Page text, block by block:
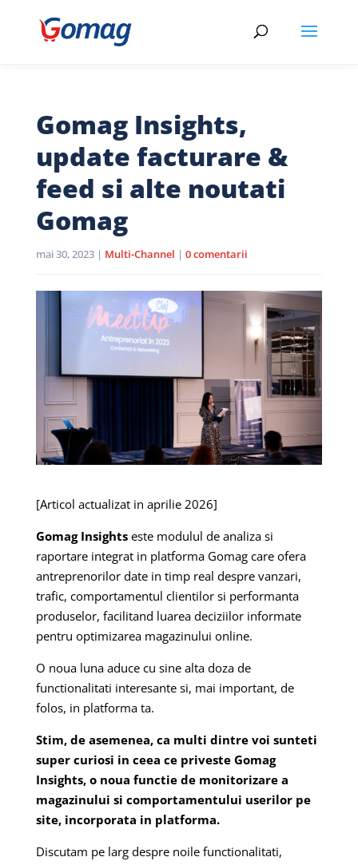
Gomag Insights,
update facturare &
feed si alte noutati
Gomag
mai 30, 2023| Multi-Channel | 0 comentarii
[Articol actualizat in aprilie 2026]
Gomag Insightseste modulul de analiza si
raportare integrat in platforma Gomag care ofera
antreprenorilor date in timp real despre vanzari,
trafic, comportamentul clientilor si performanta
produselor, facilitand luarea deciziilor informate
pentru optimizarea magazinului online.
O noua luna aduce cu sine alta doza de
functionalitati interesante si, mai important, de
folos, in platforma ta.
Stim, de asemenea, ca multi dintre voi sunteti
super curiosi in ceea ce priveste Gomag
Insights, o noua functie de monitorizare a
magazinului si comportamentului userilor pe
site, incorporata in platforma.
Discutam pe larg despre noile functionalitati,